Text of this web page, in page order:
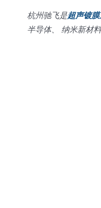
杭州驰飞是超声镀
半导体、 纳米新材